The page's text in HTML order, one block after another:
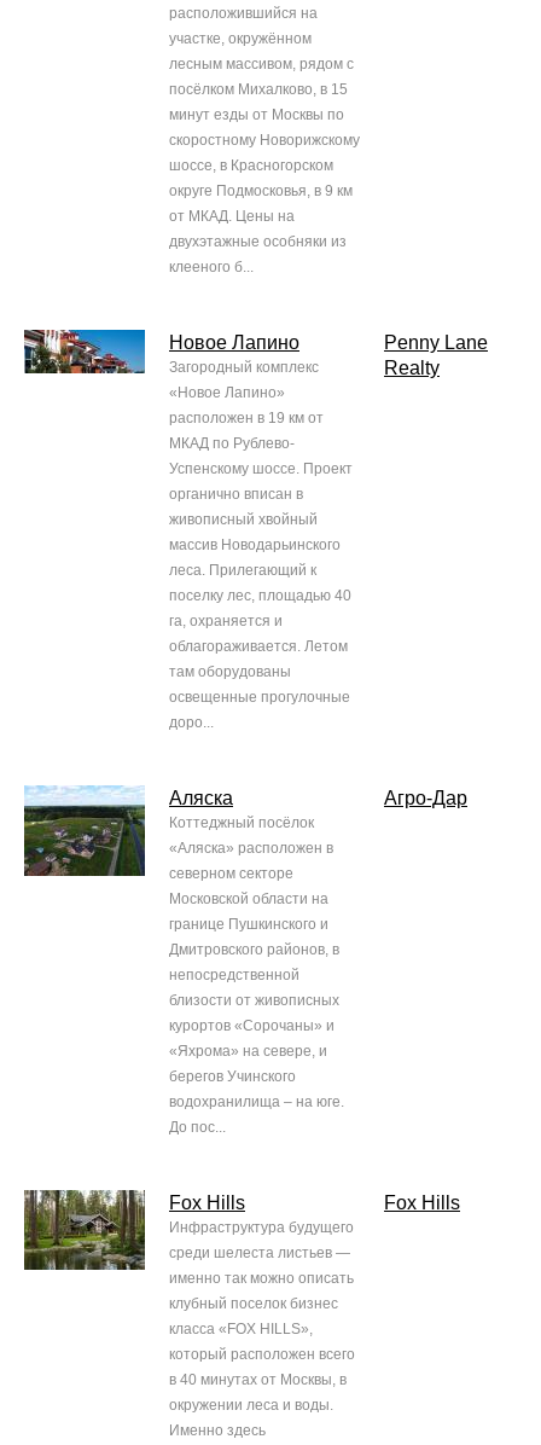
расположившийся на
участке, окружённом
лесным массивом, рядом с
посёлком Михалково, в 15
минут езды от Москвы по
скоростному Новорижскому
шоссе, в Красногорском
округе Подмосковья, в 9 км
от МКАД. Цены на
двухэтажные особняки из
клееного б...
Новое Лапино
Загородный комплекс
«Новое Лапино»
расположен в 19 км от
МКАД по Рублево-
Успенскому шоссе. Проект
органично вписан в
живописный хвойный
массив Новодарьинского
леса. Прилегающий к
поселку лес, площадью 40
га, охраняется и
облагораживается. Летом
там оборудованы
освещенные прогулочные
доро...
Penny Lane
Realty
Аляска
Коттеджный посёлок
«Аляска» расположен в
северном секторе
Московской области на
границе Пушкинского и
Дмитровского районов, в
непосредственной
близости от живописных
курортов «Сорочаны» и
«Яхрома» на севере, и
берегов Учинского
водохранилища – на юге.
До пос...
Агро-Дар
Fox Hills
Инфраструктура будущего
среди шелеста листьев —
именно так можно описать
клубный поселок бизнес
класса «FOX HILLS»,
который расположен всего
в 40 минутах от Москвы, в
окружении леса и воды.
Именно здесь
Fox Hills